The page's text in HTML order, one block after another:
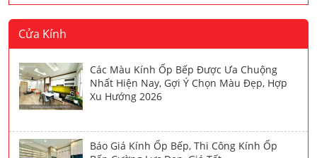
Cửa Kính
Các Màu Kính Ốp Bếp Được Ưa Chuộng
Nhất Hiện Nay, Gợi Ý Chọn Màu Đẹp, Hợp
Xu Hướng 2026
Báo Giá Kính Ốp Bếp, Thi Công Kính Ốp